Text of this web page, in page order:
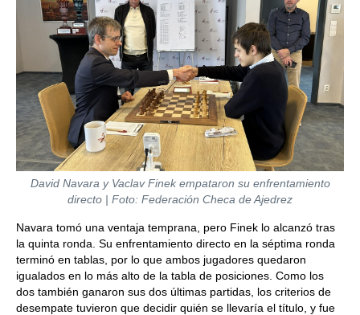
David Navara y Vaclav Finek empataron su enfrentamiento
directo | Foto: Federación Checa de Ajedrez
Navara tomó una ventaja temprana, pero Finek lo alcanzó tras
la quinta ronda. Su enfrentamiento directo en la séptima ronda
terminó en tablas, por lo que ambos jugadores quedaron
igualados en lo más alto de la tabla de posiciones. Como los
dos también ganaron sus dos últimas partidas, los criterios de
desempate tuvieron que decidir quién se llevaría el título, y fue